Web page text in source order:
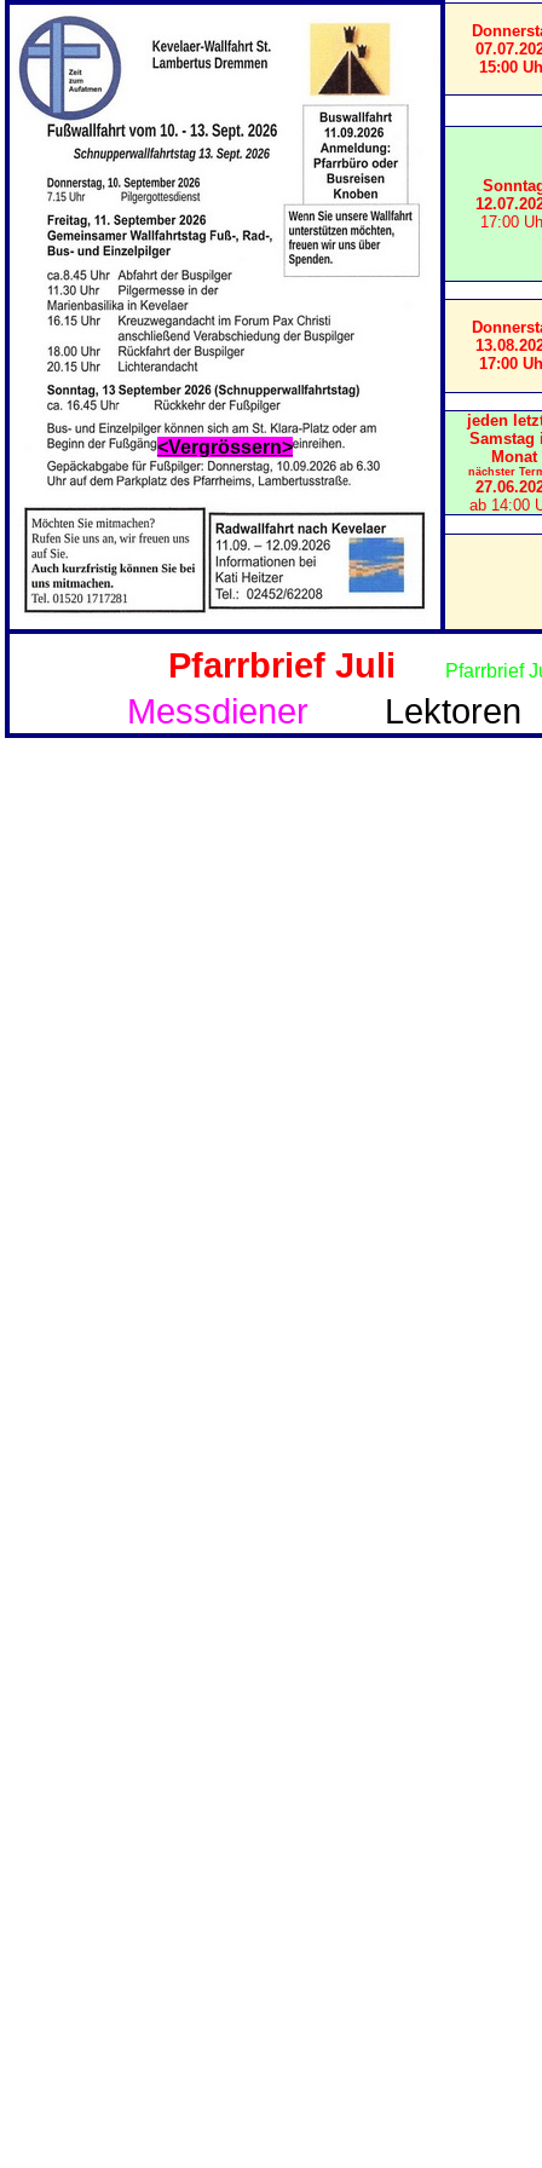
<Vergrössern>
15:00
17:00
17:00
jeden
Samstag
Monat
nächster
27
ab 14:00
Pfarrbrief Juli Pfarrbrief
Messdiener Lektoren